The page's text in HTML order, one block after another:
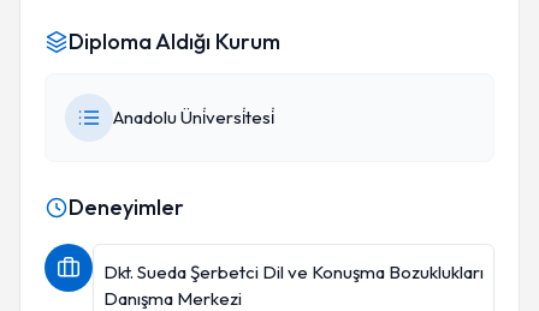
Diploma Aldığı Kurum
Anadolu Üni̇versi̇tesi̇
Deneyimler
Dkt. Sueda Şerbetci Dil ve Konuşma Bozuklukları
Danışma Merkezi